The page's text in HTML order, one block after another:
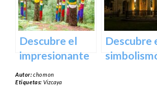
Guía turística y
cultural
próxima
escapada
Descubre el
impresionante
arte natural del
Bosque de Oma
Descubre
Autor:chomon
Etiquetas: Vizcaya